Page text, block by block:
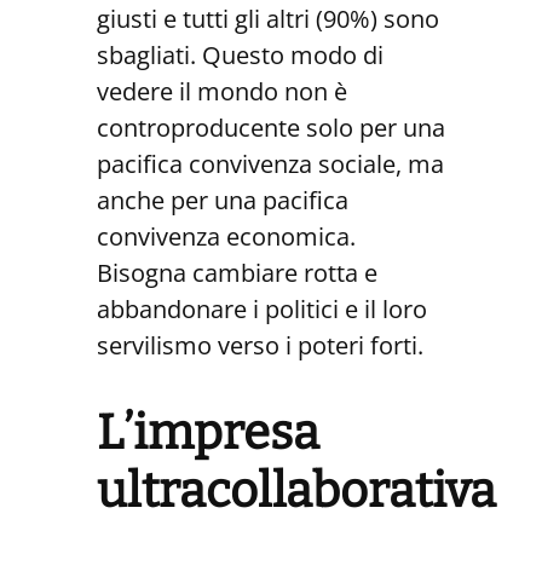
giusti e tutti gli altri (90%) sono
sbagliati. Questo modo di
vedere il mondo non è
controproducente solo per una
pacifica convivenza sociale, ma
anche per una pacifica
convivenza economica.
Bisogna cambiare rotta e
abbandonare i politici e il loro
servilismo verso i poteri forti.
L’impresa
ultracollaborativa